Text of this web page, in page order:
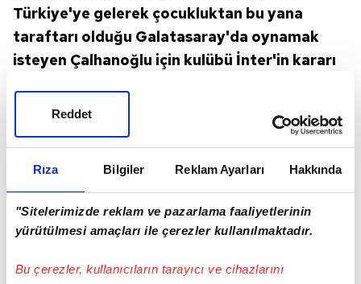
Rıza Bilgiler Reklam Ayarları Hakkında
"Sitelerimizde reklam ve pazarlama faaliyetlerinin
yürütülmesi amaçları ile çerezler kullanılmaktadır.
Bu çerezler, kullanıcıların tarayıcı ve cihazlarını
Reddet
Türkiye'ye gelerek çocukluktan bu yana
taraftarı olduğu Galatasaray'da oynamak
isteyen Çalhanoğlu için kulübü İnter'in kararı
futbolcuyla bir görüşme yapacak olan İtalyan
vurgulanıyor.